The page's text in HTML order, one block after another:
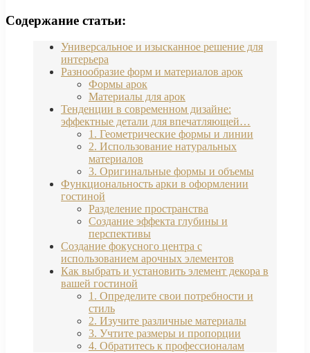
Содержание статьи:
Универсальное и изысканное решение для
интерьера
Разнообразие форм и материалов арок
Формы арок
Материалы для арок
Тенденции в современном дизайне:
эффектные детали для впечатляющей…
1. Геометрические формы и линии
2. Использование натуральных
материалов
3. Оригинальные формы и объемы
Функциональность арки в оформлении
гостиной
Разделение пространства
Создание эффекта глубины и
перспективы
Создание фокусного центра с
использованием арочных элементов
Как выбрать и установить элемент декора в
вашей гостиной
1. Определите свои потребности и
стиль
2. Изучите различные материалы
3. Учтите размеры и пропорции
4. Обратитесь к профессионалам